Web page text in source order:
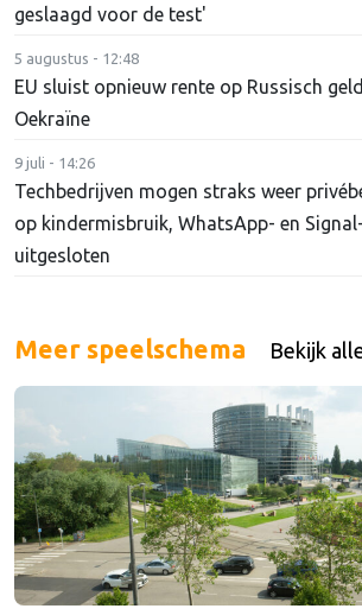
geslaagd voor de test'
5 augustus - 12:48
EU sluist opnieuw rente op Russisch
Oekraïne
9 juli - 14:26
Techbedrijven mogen straks weer
op kindermisbruik, WhatsApp- en
uitgesloten
Meer speelschema Bekijk